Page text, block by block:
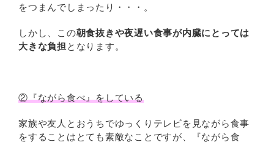
をつまんでしまったり・・・。
しかし、この朝食抜きや夜遅い食事が内臓にとっては
大きな負担 となります。
②『ながら食べ』をしている
家族や友人とおうちでゆっくりテレビを見ながら食事
をすることはとても素敵なことですが、『ながら食